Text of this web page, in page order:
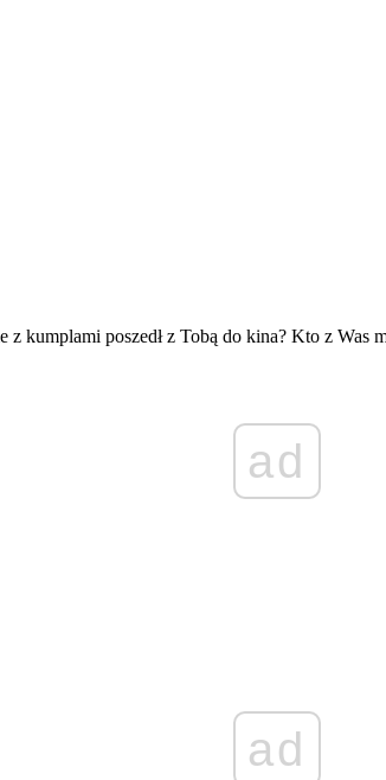
kumplami poszedł z Tobą do kina? Kto z Was
ad
ad